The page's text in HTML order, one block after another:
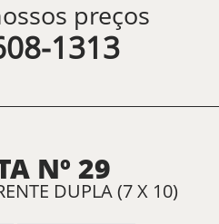
preços
1313
Nº 29
DUPLA (7 X 10)